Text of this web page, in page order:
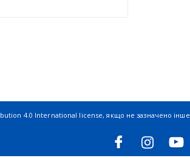
4.0 International license, якщо не зазначено інше